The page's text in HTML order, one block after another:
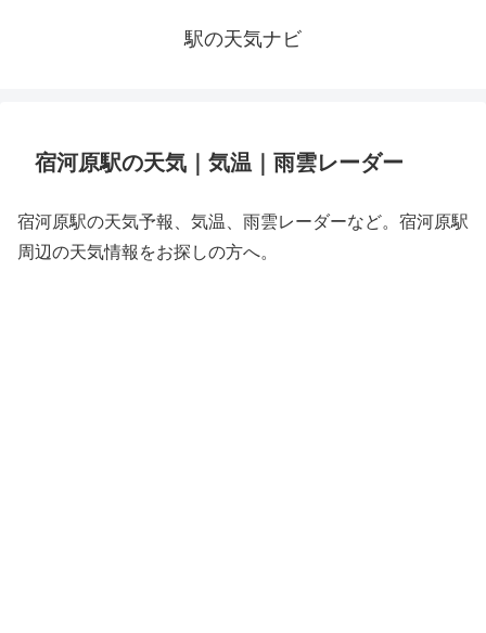
駅の天気ナビ
宿河原駅の天気｜気温｜雨雲レーダー
宿河原駅の天気予報、気温、雨雲レーダーなど。宿河原駅
周辺の天気情報をお探しの方へ。